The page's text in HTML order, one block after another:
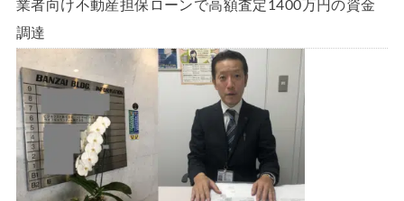
業者向け不動産担保ローンで高額査定1400万円の資金
調達